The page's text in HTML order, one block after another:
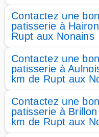
Contactez une
patisserie à
Rupt aux Nonains
Contactez une
patisserie à
km de Rupt aux
Contactez une
patisserie à
km de Rupt aux